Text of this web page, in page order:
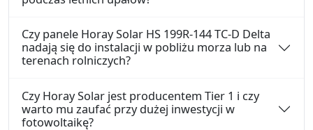
Czy panele Horay Solar HS 199R-144 TC-D Delta
nadają się do instalacji w pobliżu morza lub na
terenach rolniczych?
Czy Horay Solar jest producentem Tier 1 i czy
warto mu zaufać przy dużej inwestycji w
fotowoltaikę?